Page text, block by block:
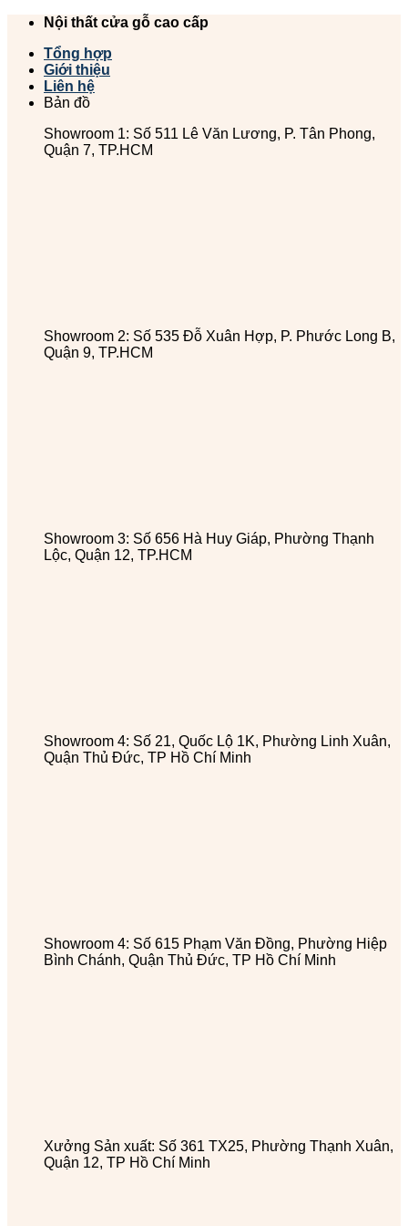
Chuyển
dung
Nội thất cửa gỗ cao cấp
Tổng hợp
Giới thiệu
Liên hệ
Bản đồ
Showroom 1: Số 511 Lê Văn Lương, P. Tân Phong,
Quận 7, TP.HCM
Showroom 2: Số 535 Đỗ Xuân Hợp, P. Phước Long B,
Quận 9, TP.HCM
Showroom 3: Số 656 Hà Huy Giáp, Phường Thạnh
Lộc, Quận 12, TP.HCM
Showroom 4: Số 21, Quốc Lộ 1K, Phường Linh Xuân,
Quận Thủ Đức, TP Hồ Chí Minh
Showroom 4: Số 615 Phạm Văn Đồng, Phường Hiệp
Bình Chánh, Quận Thủ Đức, TP Hồ Chí Minh
Xưởng Sản xuất: Số 361 TX25, Phường Thạnh Xuân,
Quận 12, TP Hồ Chí Minh